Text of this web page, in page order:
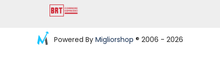
Powered By Migliorshop ® 2006 - 2026